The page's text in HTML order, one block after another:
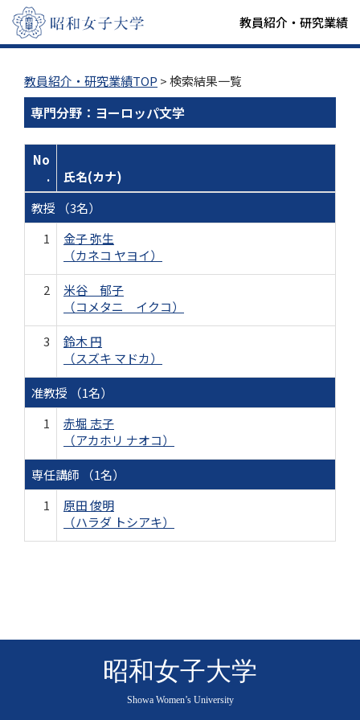
教員紹介・研究業績
教員紹介・研究業績TOP > 検索結果一覧
専門分野：ヨーロッパ文学
No
.
氏名(カナ)
教授 （3名）
1
金子 弥生
（カネコ ヤヨイ）
2
米谷 郁子
（コメタニ イクコ）
3
鈴木 円
（スズキ マドカ）
准教授 （1名）
1
赤堀 志子
（アカホリ ナオコ）
専任講師 （1名）
1
原田 俊明
（ハラダ トシアキ）
昭和女子大学
Showa Women’s University